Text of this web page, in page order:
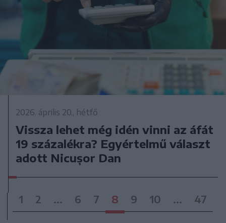
2026. április 20., hétfő
Vissza lehet még idén vinni az áfát
19 százalékra? Egyértelmű választ
adott Nicușor Dan
1 2 ... 6 7 8 9 10 ... 47